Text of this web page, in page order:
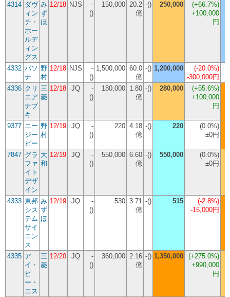
4314 ダヴ
ィン
チ・
ホー
ルデ
ィン
グス
み
ず
ほ
12/18 NJS
-
()
150,000 20.2
億
-() 250,000 (+66.7%)
+100,000
円
4332 パソ
ナ
野
村
12/18 NJS
-
()
1,500,000 60.0
億
-() 1,200,000 (-20.0%)
-300,000円
4336 クリ
エア
ナブ
キ
三
菱
12/18 JQ
-
()
180,000 1.80
億
-() 280,000 (+55.6%)
+100,000
円
9377 エー
ジー
ピー
野
村
12/19 JQ
-
()
220 4.18
億
-() 220 (0.0%)
±0円
7847 グラ
ファ
イト
デザ
イン
大
和
12/19 JQ
-
()
550,000 6.60
億
-() 550,000 (0.0%)
±0円
4333 東邦
シス
テム
サイ
エン
ス
み
ず
ほ
12/19 JQ
-
()
530 3.71
億
-() 515 (-2.8%)
-15,000円
4335 ア
イ・
ピ
ー・
エス
三
菱
12/20 JQ
-
()
360,000 2.16
億
-() 1,350,000 (+275.0%)
+990,000
円